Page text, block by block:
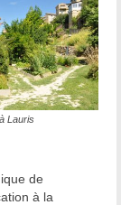
Lauris
de
à la